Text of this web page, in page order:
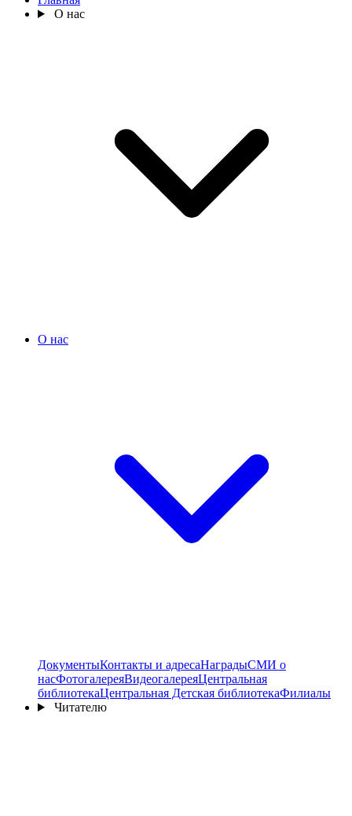
О нас
О нас
ДокументыКонтакты и адресаНаградыСМИ о
насФотогалереяВидеогалереяЦентральная
библиотекаЦентральная Детская библиотекаФилиалы
Читателю